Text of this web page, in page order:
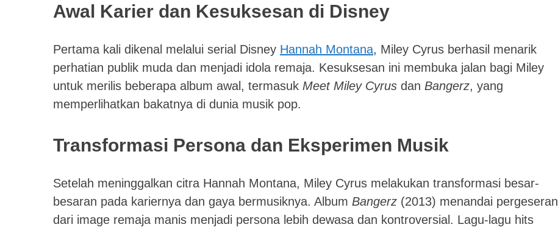
Awal Karier dan Kesuksesan di Disney
Pertama kali dikenal melalui serial Disney Hannah Montana, Miley Cyrus berhasil menarik
perhatian publik muda dan menjadi idola remaja. Kesuksesan ini membuka jalan bagi Miley
untuk merilis beberapa album awal, termasuk Meet Miley Cyrus dan Bangerz, yang
memperlihatkan bakatnya di dunia musik pop.
Transformasi Persona dan Eksperimen Musik
Setelah meninggalkan citra Hannah Montana, Miley Cyrus melakukan transformasi besar-
besaran pada kariernya dan gaya bermusiknya. Album Bangerz (2013) menandai pergeseran
dari image remaja manis menjadi persona lebih dewasa dan kontroversial. Lagu-lagu hits